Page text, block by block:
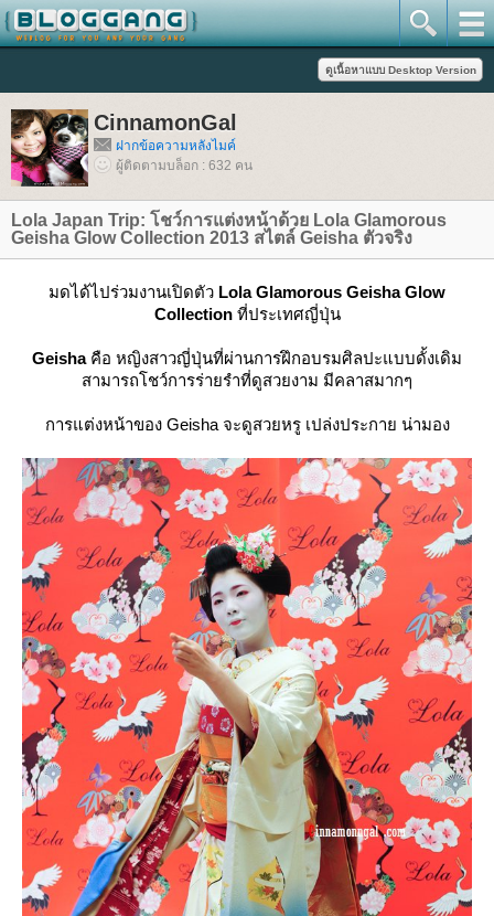
CinnamonGal
ฝากข้อความหลังไมค์
ผู้ติดตามบล็อก : 632 คน
Lola Japan Trip: โชว์การแต่งหน้าด้วย Lola Glamorous
Geisha Glow Collection 2013 สไตล์ Geisha ตัวจริง
มดได้ไปร่วมงานเปิดตัว Lola Glamorous Geisha Glow
Collection ที่ประเทศญี่ปุ่น
Geishaคือ หญิงสาวญี่ปุ่นที่ผ่านการฝึกอบรมศิลปะแบบดั้งเดิม
สามารถโชว์การร่ายรำที่ดูสวยงาม มีคลาสมากๆ
การแต่งหน้าของ Geisha จะดูสวยหรู เปล่งประกาย น่ามอง